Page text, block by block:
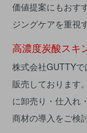
価値提案にもおす
ジングケアを重視
高濃度炭酸スキ
株式会社GUTTY
販売しております
に卸売り・仕入れ
商材の導入をご検